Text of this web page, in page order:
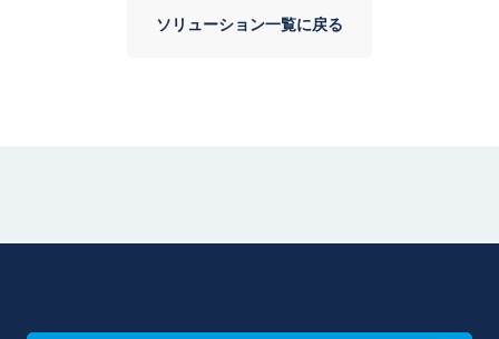
ソリューション一覧に戻る